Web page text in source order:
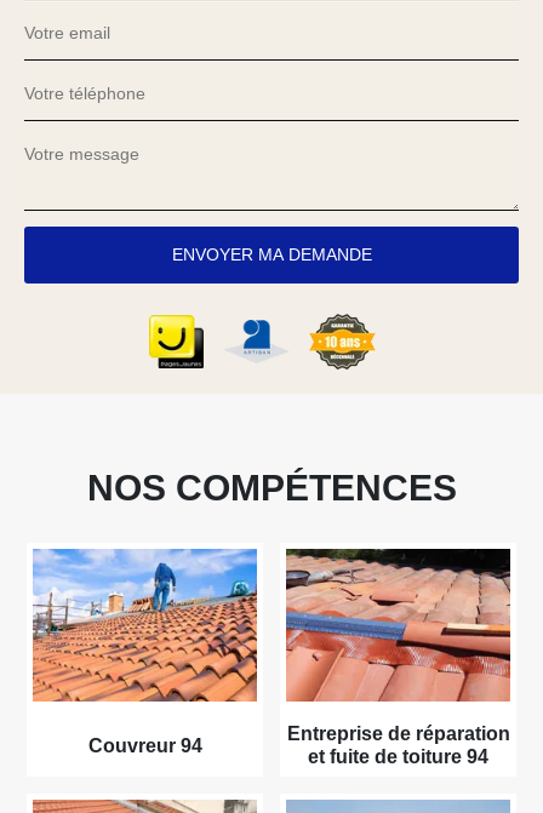
NOS COMPÉTENCES
Couvreur 94
Entreprise de réparation
et fuite de toiture 94